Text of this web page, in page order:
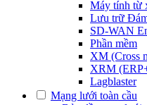
Máy tính từ
Lưu trữ
SD-WAN
Phần mềm
XM (Cross
XRM
Lagblaster
Mạng lưới toàn cầu